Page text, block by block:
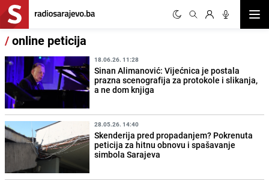
/online peticija
18.06.26. 11:28
Sinan Alimanović: Vijećnica je postala
prazna scenografija za protokole i slikanja,
a ne dom knjiga
28.05.26. 14:40
Skenderija pred propadanjem? Pokrenuta
peticija za hitnu obnovu i spašavanje
simbola Sarajeva